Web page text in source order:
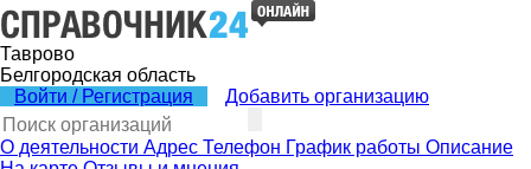
Таврово
Белгородская область
Войти / Регистрация
Добавить организацию
О деятельности Адрес Телефон График работы Описание